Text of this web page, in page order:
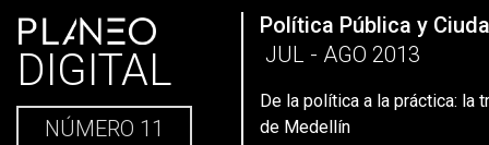
Portada» Planeo Hoy Planeo Digital»PLANEO 11 |
PLANEO
DIGITAL
NÚMERO 11
Política Pública y
JUL - AGO 2013
De la política a la práctica: la
de Medellín